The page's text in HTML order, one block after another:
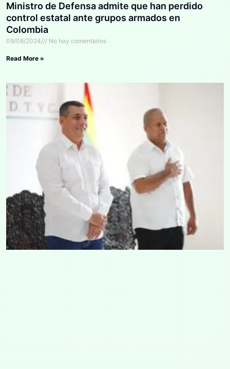
Ministro de Defensa admite que han perdido
control estatal ante grupos armados en
Colombia
09/08/2024 No hay comentarios
Read More »